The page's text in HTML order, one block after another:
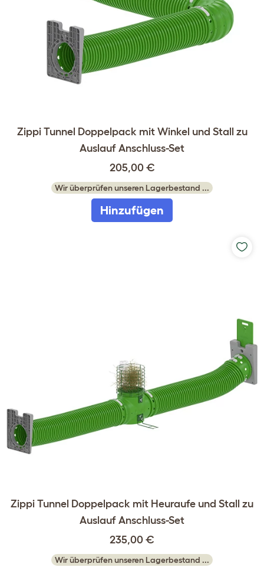
Zippi Tunnel Doppelpack mit Winkel und Stall zu
Auslauf Anschluss-Set
205,00 €
Wir überprüfen unseren Lagerbestand ...
Hinzufügen
Zippi Tunnel Doppelpack mit Heuraufe und Stall zu
Auslauf Anschluss-Set
235,00 €
Wir überprüfen unseren Lagerbestand ...